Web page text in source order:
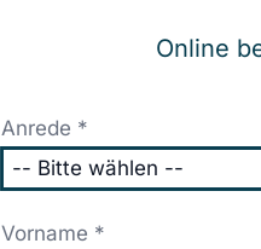
Online
Anrede *
Vorname *